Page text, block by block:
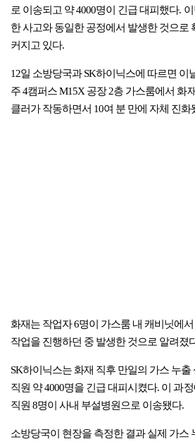
로 이송되고 약 4000명이 긴급 대피했다.
한 사고와 동일한 공정에서 발생한 것으로
커지고 있다.
12일 소방당국과 SK하이닉스에 따르면 이
주 4캠퍼스 M15X 공장 2층 가스룸에서 화
클러가 작동하면서 10여 분 만에 자체 진화
화재는 작업자 6명이 가스룸 내 캐비닛에
작업을 진행하던 중 발생한 것으로 알려졌
SK하이닉스는 화재 직후 만일의 가스 누출
직원 약 4000명을 긴급 대피시켰다. 이 과
직원 8명이 사내 부설병원으로 이송됐다.
소방당국이 현장을 측정한 결과 실제 가스